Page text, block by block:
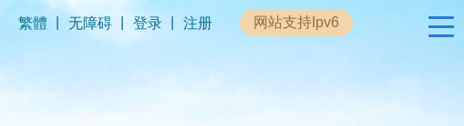
繁體 无障碍 登录 注册 网站支持Ipv6
政民互动 专题专栏